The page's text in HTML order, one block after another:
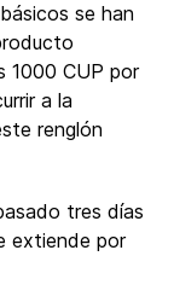
se han
1000 CUP por
a la
renglón
tres días
extiende por